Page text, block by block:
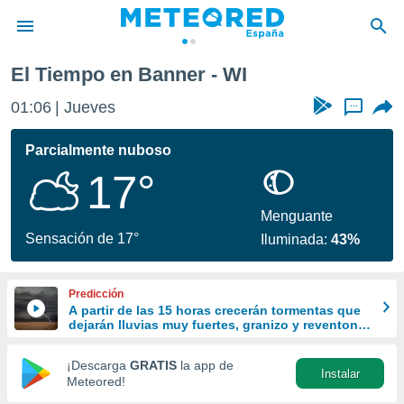
de
por
se
calidad.
a este
las
y
forma
digital
basada
El Tiempo en Banner - WI
01:06 Jueves ...
Parcialmente nuboso
17°
Sensación de 17°
Menguante
Iluminada:43%
Predicción
A partir de las 15 horas crecerán tormentas que
dejarán lluvias muy fuertes, granizo y reventones
¡Descarga GRATIS la app de
Meteored!
Instalar